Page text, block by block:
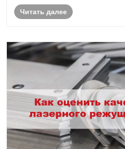
обеспечения качества
Читать далее